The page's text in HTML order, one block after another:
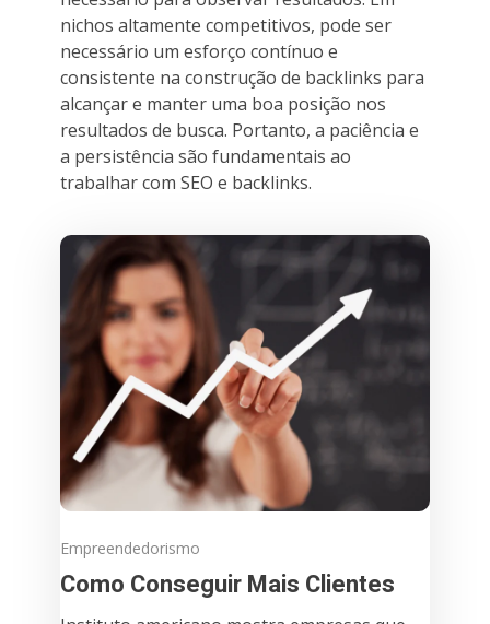
nichos altamente competitivos, pode ser
necessário um esforço contínuo e
consistente na construção de backlinks para
alcançar e manter uma boa posição nos
resultados de busca. Portanto, a paciência e
a persistência são fundamentais ao
trabalhar com SEO e backlinks.
Empreendedorismo
Como Conseguir Mais Clientes